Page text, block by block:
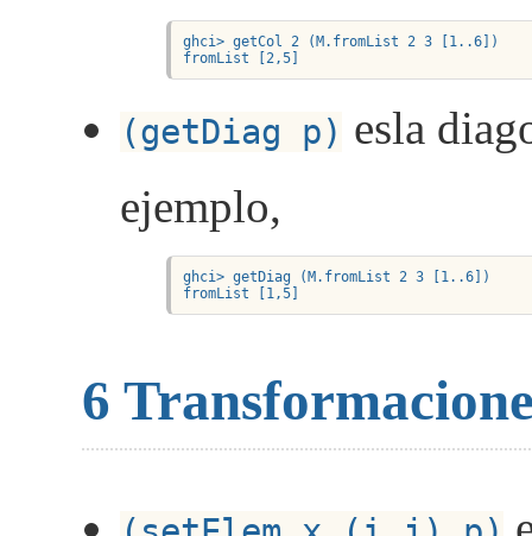
ghci> getCol 2 (M.fromList 2 3 [1..6])
fromList [2,5]
(getDiag p) esla
ejemplo,
ghci> getDiag (M.fromList 2 3 [1..6])
fromList [1,5]
6